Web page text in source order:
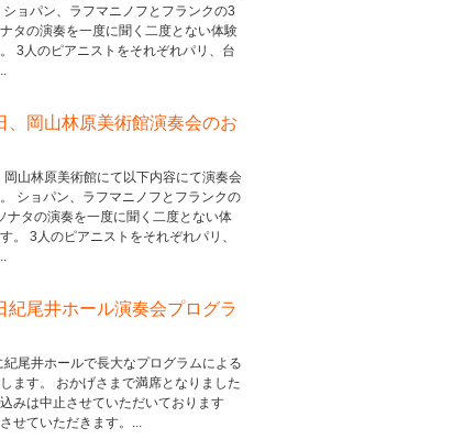
ョパン、ラフマニノフとフランクの3
タの演奏を一度に聞く二度とない体験
3人のピアニストをそれぞれパリ、台
、岡山林原美術館演奏会のお
岡山林原美術館にて以下内容にて演奏会
ショパン、ラフマニノフとフランクの
ナタの演奏を一度に聞く二度とない体
。 3人のピアニストをそれぞれパリ、
紀尾井ホール演奏会プログラ
紀尾井ホールで長大なプログラムによる
ます。 おかげさまで満席となりました
みは中止させていただいております
せていただきます。...